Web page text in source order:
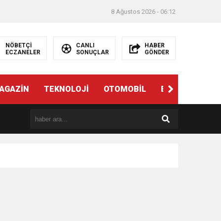
8 Ağustos 2026 - 06:12
NÖBETÇİ
ECZANELER
CANLI
SONUÇLAR
HABER
GÖNDER
TEKNOLOJİ OTOMOBİL EĞİTİM